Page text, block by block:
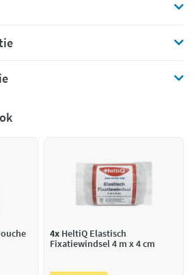
4x HeltiQ Elastisch
Fixatiewindsel 4 m x 4 cm